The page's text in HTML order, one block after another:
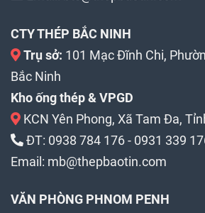
CTY THÉP BẮC NINH
Trụ sở: 101 Mạc Đĩnh Chi,
Bắc Ninh
Kho ống thép & VPGD
KCN Yên Phong, Xã Tam Đa,
ĐT: 0938 784 176- 0931 339
Email: mb@thepbaotin.com
VĂN PHÒNG PHNOM PENH